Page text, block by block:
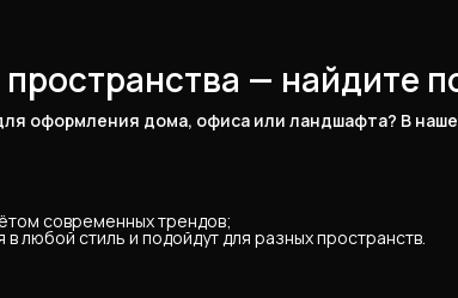
— найдите
оформления дома, офиса или ландшафта? В
современных трендов;
любой стиль и подойдут для разных пространств.